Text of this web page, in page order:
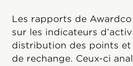
Les rapports de
sur les indicateurs
distribution des points
de rechange. Ceux-ci